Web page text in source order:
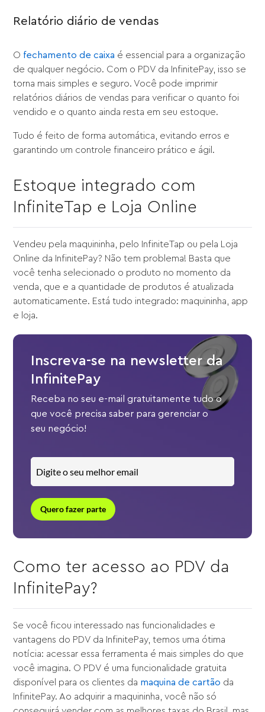
Relatório diário de vendas
O fechamento de caixa é essencial para a organização
de qualquer negócio. Com o PDV da InfinitePay, isso se
torna mais simples e seguro. Você pode imprimir
relatórios diários de vendas para verificar o quanto foi
vendido e o quanto ainda resta em seu estoque.
Tudo é feito de forma automática, evitando erros e
garantindo um controle financeiro prático e ágil.
Estoque integrado com
InfiniteTap e Loja Online
Vendeu pela maquininha, pelo InfiniteTap ou pela Loja
Online da InfinitePay? Não tem problema! Basta que
você tenha selecionado o produto no momento da
venda, que e a quantidade de produtos é atualizada
automaticamente. Está tudo integrado: maquininha, app
e loja.
Inscreva-se na newsletter da
InfinitePay
Receba no seu e-mail gratuitamente tudo o
que você precisa saber para gerenciar o
seu negócio!
Quero fazer parte
Como ter acesso ao PDV da
InfinitePay?
Se você ficou interessado nas funcionalidades e
vantagens do PDV da InfinitePay, temos uma ótima
notícia: acessar essa ferramenta é mais simples do que
você imagina. O PDV é uma funcionalidade gratuita
disponível para os clientes da maquina de cartão da
InfinitePay. Ao adquirir a maquininha, você não só